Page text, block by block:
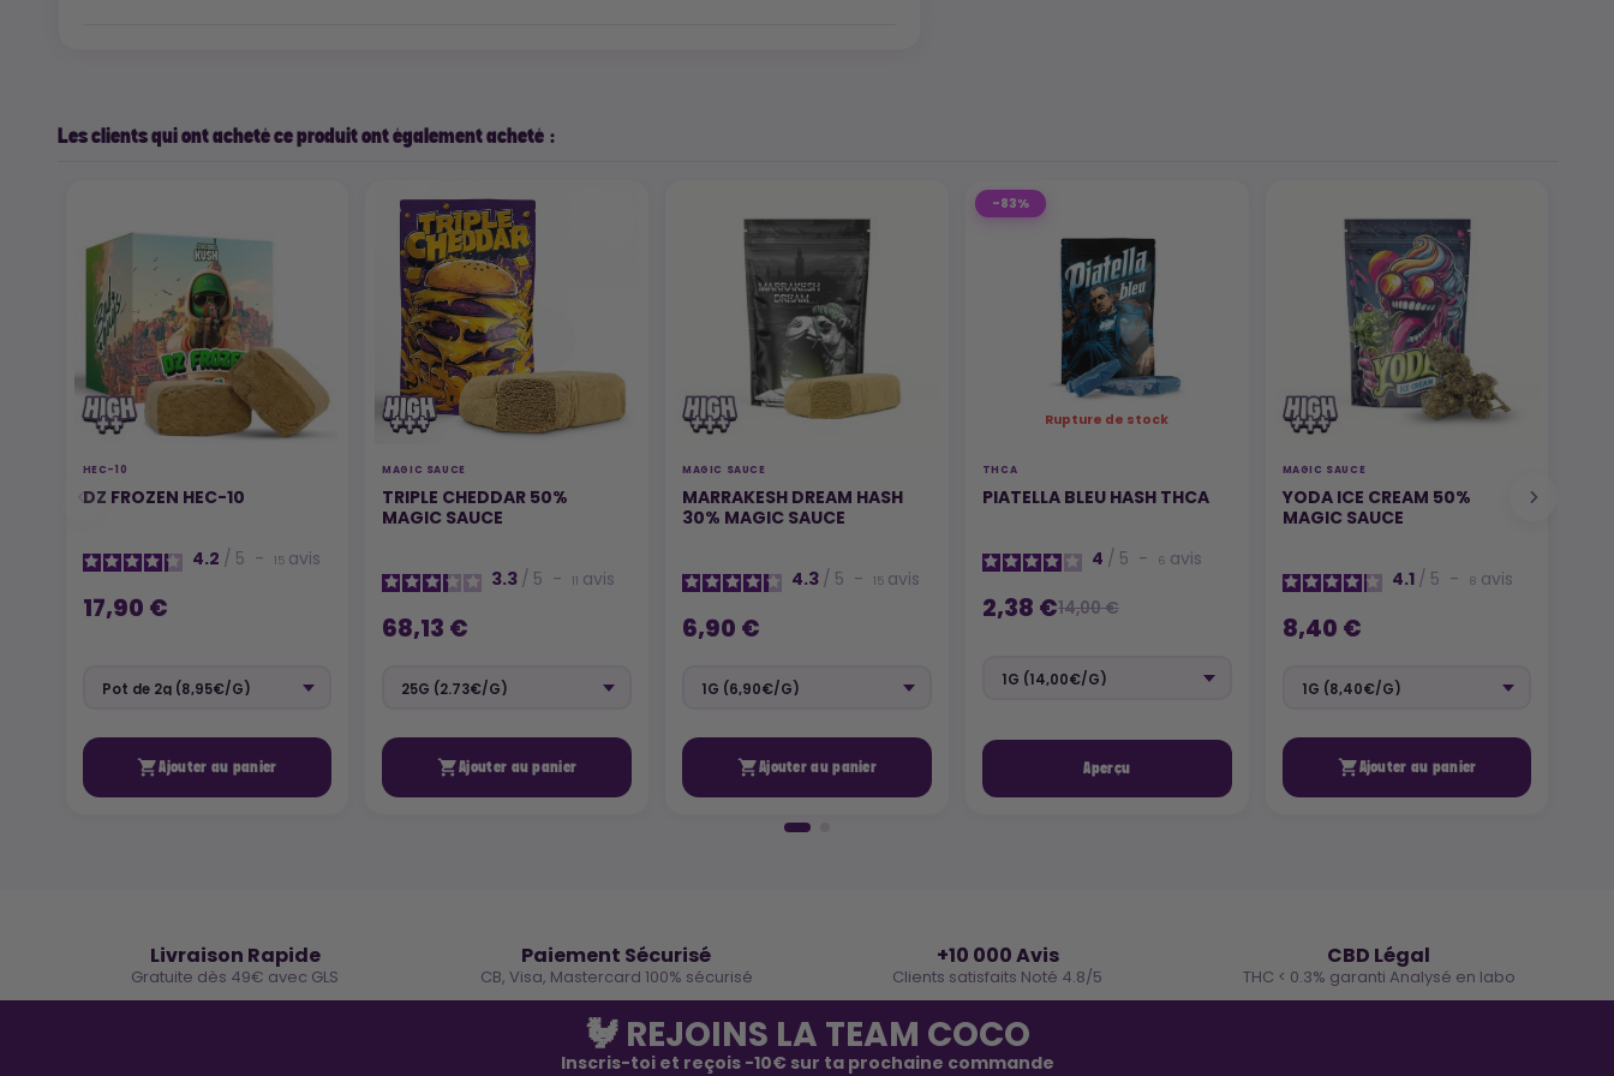
Les clients qui ont acheté ce produit ont également acheté :
HEC-10
DZ FROZEN HEC-10
4.2 / 5 - 15 avis
17,90 €
Ajouter au panier
MAGIC SAUCE
TRIPLE CHEDDAR 50%
MAGIC SAUCE
3.3 / 5 - 11 avis
68,13 €
Ajouter au panier
MAGIC SAUCE
MARRAKESH DREAM HASH
30% MAGIC SAUCE
4.3 / 5 - 15 avis
6,90 €
Ajouter au panier
-83%
Rupture de stock
THCA
PIATELLA BLEU HASH THCA
4 / 5 - 6 avis
2,38 €14,00 €
Aperçu
MAGIC SAUCE
YODA ICE CREAM 50%
MAGIC SAUCE
4.1 / 5 - 8 avis
8,40 €
Ajouter au panier
Livraison Rapide
Gratuite dès 49€ avec GLS
Paiement Sécurisé
CB, Visa, Mastercard 100% sécurisé
+10 000 Avis
Clients satisfaits Noté 4.8/5
CBD Légal
THC < 0.3% garanti Analysé en labo
🐓 REJOINS LA TEAM COCO
Inscris-toi et reçois -10€ sur ta prochaine commande